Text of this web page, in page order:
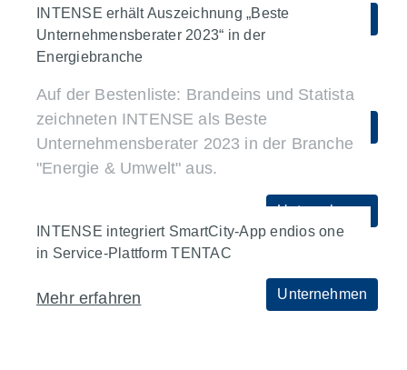
Mehr erfahren
Unternehmen
Klimaschutz-Forschung: Mit Climate
Solution for Industries (CS4I) ist
Klimaschutz auch in der Lieferkette
möglich.
Mehr erfahren Unternehmen
INTENSE erhält Auszeichnung „Beste
Unternehmensberater 2023“ in der
Energiebranche
Auf der Bestenliste: Brandeins und Statista
zeichneten INTENSE als Beste
Unternehmensberater 2023 in der Branche
"Energie & Umwelt" aus.
Unternehmen
INTENSE integriert SmartCity-App endios one
in Service-Plattform TENTAC
Mehr erfahren Unternehmen